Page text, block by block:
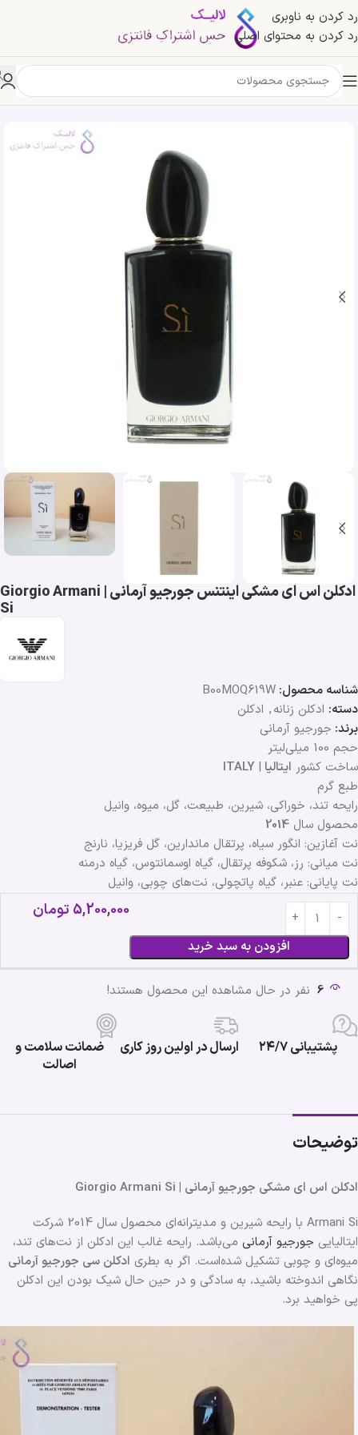
رد کردن به ناوبری
رد کردن به محتوای اصلی
خانه »فروشگاه »ادکلن اس ای مشکی اینتنس جورجیو آرمانی | Giorgio Armani Si
ادکلن اس ای مشکی اینتنس جورجیو آرمانی | Giorgio Armani
Si
شناسه محصول: B00MOQ619W
دسته: ادکلن زنانه, ادکلن
برند: جورجیو آرمانی
حجم 100 میلی‌لیتر
ساخت کشور ایتالیا |
ITALY
طبع گرم
رایحه تند، خوراکی، شیرین، طبیعت، گل، میوه، وانیل
محصول سال 2014
نت آغازین: انگور سیاه، پرتقال ماندارین، گل فریزیا، نارنج
نت میانی: رز، شکوفه پرتقال، گیاه اوسمانتوس، گیاه درمنه
نت پایانی: عنبر، گیاه پاتچولی، نت‌های چوبی، وانیل
افزودن به سبد خرید
5,200,000 تومان
6 نفر در حال مشاهده این محصول هستند!
پشتیبانی ۲۴/۷ ارسال در اولین روز کاری
ضمانت سلامت و
اصالت
توضیحات
ادکلن اس ای مشکی جورجیو آرمانی | Giorgio Armani Si
Armani Si با رایحه شیرین و مدیترانه‌ای محصول سال 2014 شرکت
ایتالیایی جورجیو آرمانی می‌باشد. رایحه غالب این ادکلن از نت‌های تند،
میوه‌ای و چوبی تشکیل شده‌است. اگر به بطری ادکلن سی جورجیو آرمانی
نگاهی اندوخته باشید، به سادگی و در حین حال شیک بودن این ادکلن
پی خواهید برد.